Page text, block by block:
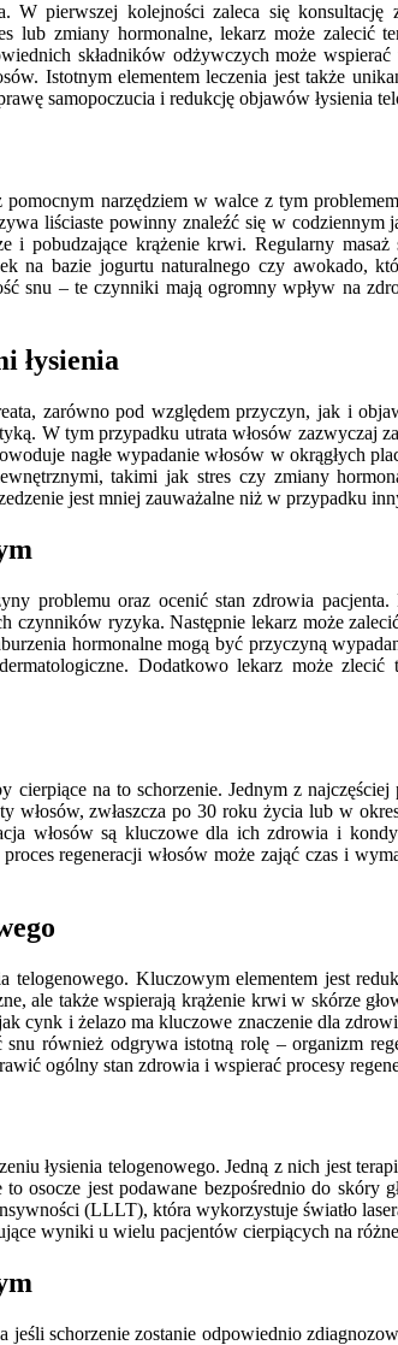
W pierwszej kolejności zaleca się
lub zmiany hormonalne, lekarz może zalecić
składników odżywczych może
Istotnym elementem leczenia jest także
samopoczucia i redukcję objawów łysienia
narzędziem w walce z tym
liściaste powinny znaleźć się w codziennym
pobudzające krążenie krwi. Regularny
bazie jogurtu naturalnego czy awokado,
snu – te czynniki mają ogromny wpływ na
łysienia
zarówno pod względem przyczyn, jak i
W tym przypadku utrata włosów zazwyczaj
nagłe wypadanie włosów w okrągłych
takimi jak stres czy zmiany
jest mniej zauważalne niż w przypadku
problemu oraz ocenić stan zdrowia
ryzyka. Następnie lekarz może
hormonalne mogą być przyczyną
Dodatkowo lekarz może zlecić
na to schorzenie. Jednym z
zwłaszcza po 30 roku życia lub w
włosów są kluczowe dla ich zdrowia i
regeneracji włosów może zająć czas i
Kluczowym elementem jest
ale także wspierają krążenie krwi w skórze
i żelazo ma kluczowe znaczenie dla
również odgrywa istotną rolę – organizm
ogólny stan zdrowia i wspierać procesy
łysienia telogenowego. Jedną z nich jest
jest podawane bezpośrednio do skóry
(LLLT), która wykorzystuje światło
wyniki u wielu pacjentów cierpiących na
schorzenie zostanie odpowiednio